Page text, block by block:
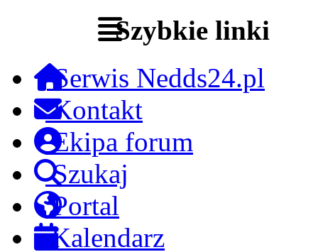
Szybkie linki
Serwis Nedds24.pl
Kontakt
Ekipa forum
Szukaj
Portal
Kalendarz